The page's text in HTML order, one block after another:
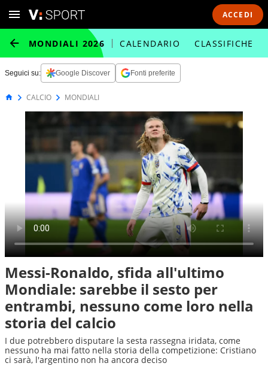
ACCEDI
MONDIALI 2026 CALENDARIO CLASSIFICHE
Seguici su: Google Discover Fonti preferite
CALCIO MONDIALI
Messi-Ronaldo, sfida all'ultimo
Mondiale: sarebbe il sesto per
entrambi, nessuno come loro nella
storia del calcio
I due potrebbero disputare la sesta rassegna iridata, come
nessuno ha mai fatto nella storia della competizione: Cristiano
ci sarà, l'argentino non ha ancora deciso